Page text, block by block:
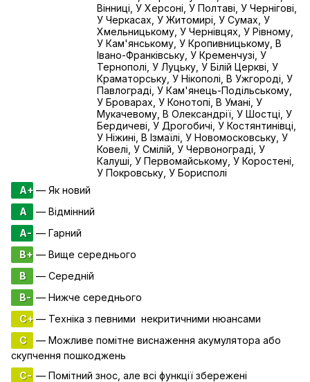
Вінниці, У Херсоні, У Полтаві, У Чернігові,
У Черкасах, У Житомирі, У Сумах, У
Хмельницькому, У Чернівцях, У Рівному,
У Кам'янському, У Кропивницькому, В
Івано-Франківську, У Кременчузі, У
Тернополі, У Луцьку, У Білій Церкві, У
Краматорську, У Нікополі, В Ужгороді, У
Павлограді, У Кам'янець-Подільському,
У Броварах, У Конотопі, В Умані, У
Мукачевому, В Олександрії, У Шостці, У
Бердичеві, У Дрогобичі, У Костянтинівці,
У Ніжині, В Ізмаїлі, У Новомосковську, У
Ковелі, У Смілій, У Червонограді, У
Калуші, У Первомайському, У Коростені,
У Покровську, У Борисполі
A+— Як новий
A
— Відмінний
A- — Гарний
B+ — Вище середнього
B
— Середній
B- — Нижче середнього
C+— Техніка з певними некритичними нюансами
C
— Можливе помітне виснаження акумулятора або
скупчення пошкоджень
C- — Помітний знос, але всі функції збережені